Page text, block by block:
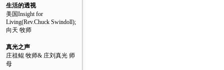
生活的透视
美国Insight for
Living(Rev.Chuck Swindoll);
向天 牧师
真光之声
庄祖鲲 牧师& 庄刘真光 师
母